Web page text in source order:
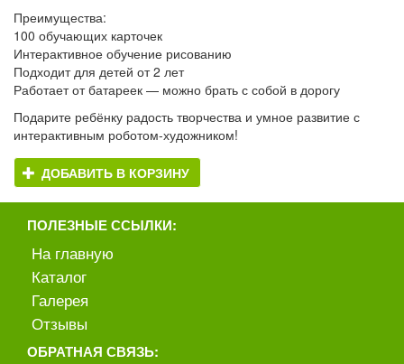
Преимущества:
100 обучающих карточек
Интерактивное обучение рисованию
Подходит для детей от 2 лет
Работает от батареек — можно брать с собой в дорогу
Подарите ребёнку радость творчества и умное развитие с
интерактивным роботом-художником!
ДОБАВИТЬ В КОРЗИНУ
ПОЛЕЗНЫЕ ССЫЛКИ:
На главную
Каталог
Галерея
Отзывы
ОБРАТНАЯ СВЯЗЬ: